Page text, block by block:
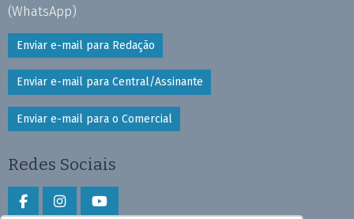
(WhatsApp)
Enviar e-mail para Redação
Enviar e-mail para Central/Assinante
Enviar e-mail para o Comercial
Redes Sociais